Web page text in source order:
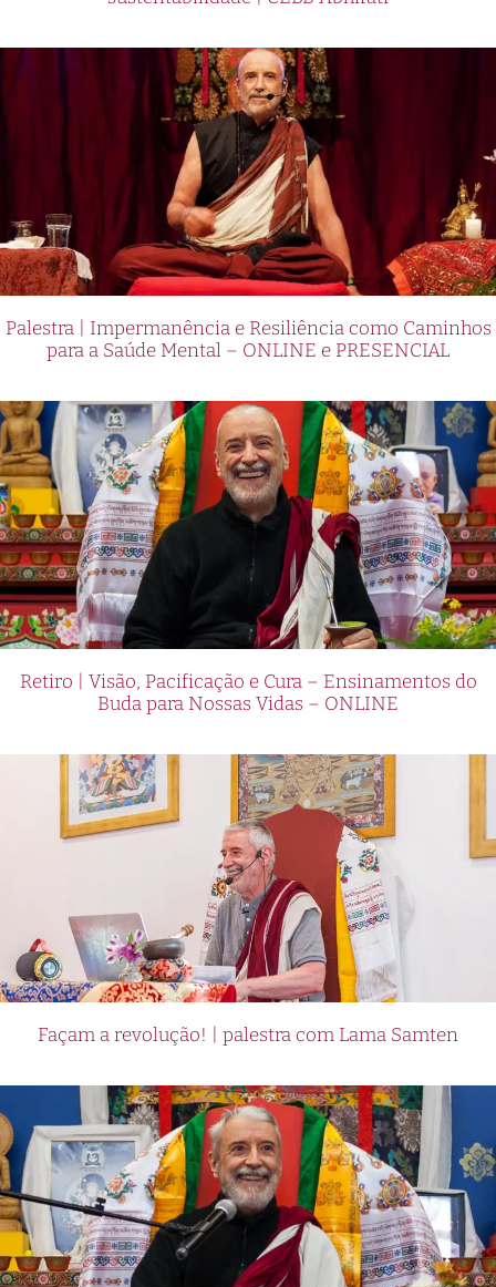
Palestra | Impermanência e Resiliência como Caminhos
para a Saúde Mental – ONLINE e PRESENCIAL
Retiro | Visão, Pacificação e Cura – Ensinamentos do
Buda para Nossas Vidas – ONLINE
Façam a revolução! | palestra com Lama Samten